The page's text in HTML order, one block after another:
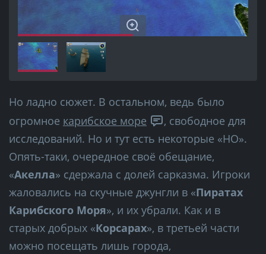
Но ладно сюжет. В остальном, ведь было
огромное карибское море
, свободное для
исследований. Но и тут есть некоторые «НО».
Опять-таки, очередное своё обещание,
«Акелла» сдержала с долей сарказма. Игроки
жаловались на скучные джунгли в «Пиратах
Карибского Моря», и их убрали. Как и в
старых добрых «Корсарах», в третьей части
можно посещать лишь города,